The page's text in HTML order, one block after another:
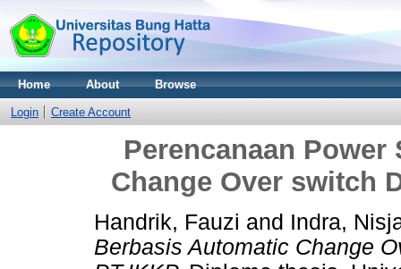
Home About Browse
Login Create Account
Perencanaan
Change Over switch
Handrik, Fauzi and Indra,
Berbasis Automatic Change